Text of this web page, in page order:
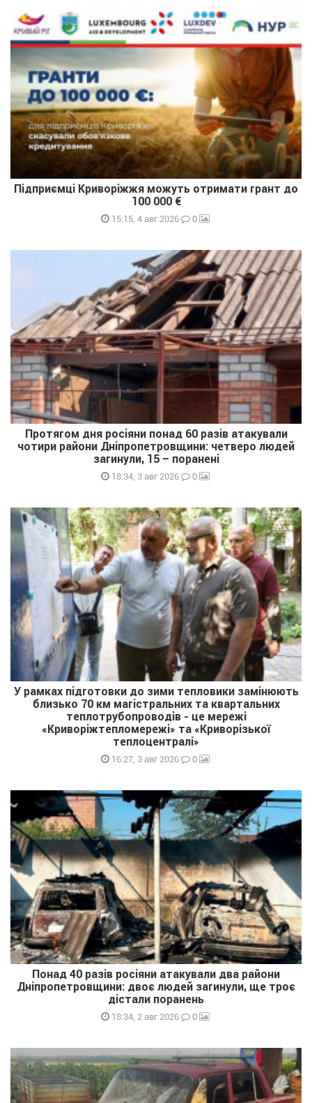
Підприємці Криворіжжя можуть отримати грант до
100 000 €
15:15, 4 авг 2026 0
Протягом дня росіяни понад 60 разів атакували
чотири райони Дніпропетровщини: четверо людей
загинули, 15 – поранені
18:34, 3 авг 2026 0
У рамках підготовки до зими тепловики замінюють
близько 70 км магістральних та квартальних
теплотрубопроводів - це мережі
«Криворіжтепломережі» та «Криворізької
теплоцентралі»
16:27, 3 авг 2026 0
Понад 40 разів росіяни атакували два райони
Дніпропетровщини: двоє людей загинули, ще троє
дістали поранень
18:34, 2 авг 2026 0